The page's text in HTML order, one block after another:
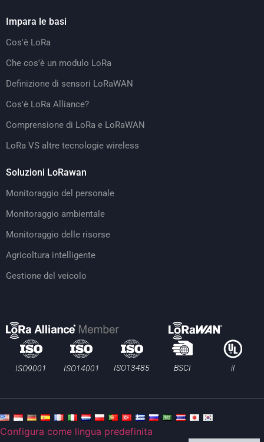
Impara le basi
Cos'è LoRa
Che cos'è un modulo LoRa
Definizione di sensori LoRaWAN
Cos'è LoRa Alliance?
Comprensione di LoRa e LoRaWAN
LoRa VS altre tecnologie wireless
Soluzioni LoRawan
Monitoraggio del personale
Monitoraggio ambientale
Monitoraggio delle risorse
Agricoltura intelligente
Gestione del veicolo
ISO9001 ISO14001 ISO13485 BSCI il
Configura come lingua predefinita